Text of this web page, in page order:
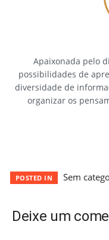
Apaixonada pelo
possibilidades de
diversidade de
organizar os
POSTED IN Sem
Deixe um